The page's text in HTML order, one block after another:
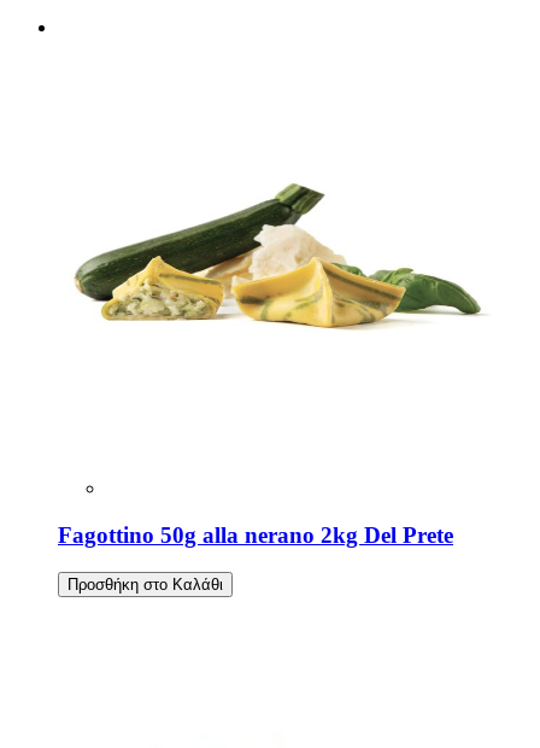
Fagottino 50g alla nerano 2kg Del Prete
Προσθήκη στο Καλάθι